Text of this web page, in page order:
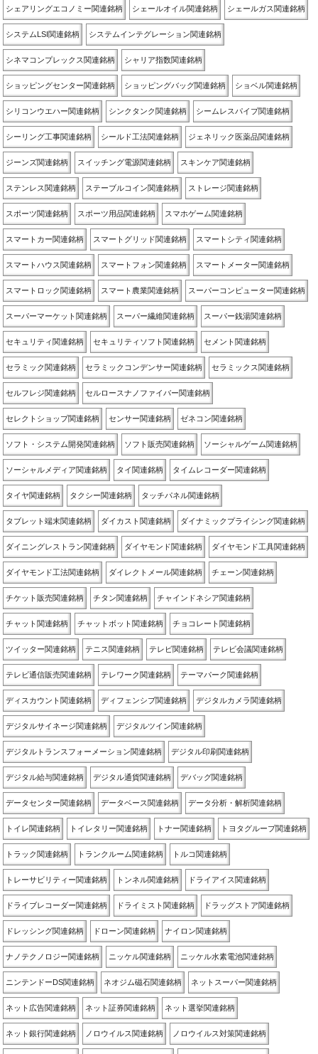
シェアリングエコノミー関連銘柄 シェールオイル関連銘柄 シェールガス関連銘柄
システムLSI関連銘柄 システムインテグレーション関連銘柄
シネマコンプレックス関連銘柄 シャリア指数関連銘柄
ショッピングセンター関連銘柄 ショッピングバッグ関連銘柄 ショベル関連銘柄
シリコンウエハー関連銘柄 シンクタンク関連銘柄 シームレスパイプ関連銘柄
シーリング工事関連銘柄 シールド工法関連銘柄 ジェネリック医薬品関連銘柄
ジーンズ関連銘柄 スイッチング電源関連銘柄 スキンケア関連銘柄
ステンレス関連銘柄 ステーブルコイン関連銘柄 ストレージ関連銘柄
スポーツ関連銘柄 スポーツ用品関連銘柄 スマホゲーム関連銘柄
スマートカー関連銘柄 スマートグリッド関連銘柄 スマートシティ関連銘柄
スマートハウス関連銘柄 スマートフォン関連銘柄 スマートメーター関連銘柄
スマートロック関連銘柄 スマート農業関連銘柄 スーパーコンピューター関連銘柄
スーパーマーケット関連銘柄 スーパー繊維関連銘柄 スーパー銭湯関連銘柄
セキュリティ関連銘柄 セキュリティソフト関連銘柄 セメント関連銘柄
セラミック関連銘柄 セラミックコンデンサー関連銘柄 セラミックス関連銘柄
セルフレジ関連銘柄 セルロースナノファイバー関連銘柄
セレクトショップ関連銘柄 センサー関連銘柄 ゼネコン関連銘柄
ソフト・システム開発関連銘柄 ソフト販売関連銘柄 ソーシャルゲーム関連銘柄
ソーシャルメディア関連銘柄 タイ関連銘柄 タイムレコーダー関連銘柄
タイヤ関連銘柄 タクシー関連銘柄 タッチパネル関連銘柄
タブレット端末関連銘柄 ダイカスト関連銘柄 ダイナミックプライシング関連銘柄
ダイニングレストラン関連銘柄 ダイヤモンド関連銘柄 ダイヤモンド工具関連銘柄
ダイヤモンド工法関連銘柄 ダイレクトメール関連銘柄 チェーン関連銘柄
チケット販売関連銘柄 チタン関連銘柄 チャインドネシア関連銘柄
チャット関連銘柄 チャットボット関連銘柄 チョコレート関連銘柄
ツイッター関連銘柄 テニス関連銘柄 テレビ関連銘柄 テレビ会議関連銘柄
テレビ通信販売関連銘柄 テレワーク関連銘柄 テーマパーク関連銘柄
ディスカウント関連銘柄 ディフェンシブ関連銘柄 デジタルカメラ関連銘柄
デジタルサイネージ関連銘柄 デジタルツイン関連銘柄
デジタルトランスフォーメーション関連銘柄 デジタル印刷関連銘柄
デジタル給与関連銘柄 デジタル通貨関連銘柄 デバッグ関連銘柄
データセンター関連銘柄 データベース関連銘柄 データ分析・解析関連銘柄
トイレ関連銘柄 トイレタリー関連銘柄 トナー関連銘柄 トヨタグループ関連銘柄
トラック関連銘柄 トランクルーム関連銘柄 トルコ関連銘柄
トレーサビリティー関連銘柄 トンネル関連銘柄 ドライアイス関連銘柄
ドライブレコーダー関連銘柄 ドライミスト関連銘柄 ドラッグストア関連銘柄
ドレッシング関連銘柄 ドローン関連銘柄 ナイロン関連銘柄
ナノテクノロジー関連銘柄 ニッケル関連銘柄 ニッケル水素電池関連銘柄
ニンテンドーDS関連銘柄 ネオジム磁石関連銘柄 ネットスーパー関連銘柄
ネット広告関連銘柄 ネット証券関連銘柄 ネット選挙関連銘柄
ネット銀行関連銘柄 ノロウイルス関連銘柄 ノロウイルス対策関連銘柄